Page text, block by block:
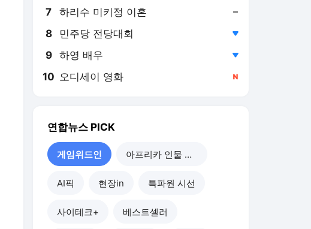
7 하리수 미키정 이혼
8 민주당 전당대회
9 하영 배우
10 오디세이 영화
연합뉴스 PICK
게임위드인 아프리카 인물 열전
AI픽 현장in 특파원 시선
사이테크+ 베스트셀러